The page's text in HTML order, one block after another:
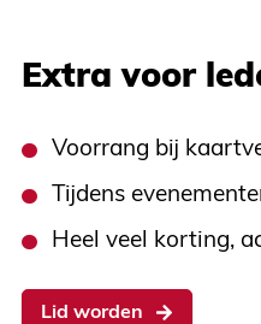
Extra voor
Voorrang bij
Tijdens
Heel veel korting,
Lid worden